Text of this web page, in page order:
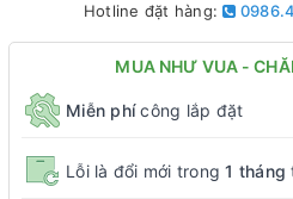
Hotline đặt hàng:
MUA NHƯ VUA -
Miễn phícông lắp đặt
Lỗi là đổi mới trong1 tháng